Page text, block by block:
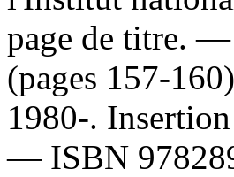
page de titre. —
(pages 157-
1980-.
— ISBN